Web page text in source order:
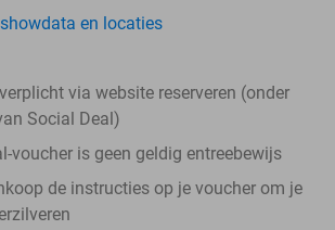
en locaties
via website reserveren (onder
Social Deal)
voucher is geen geldig entreebewijs
de instructies op je voucher om je